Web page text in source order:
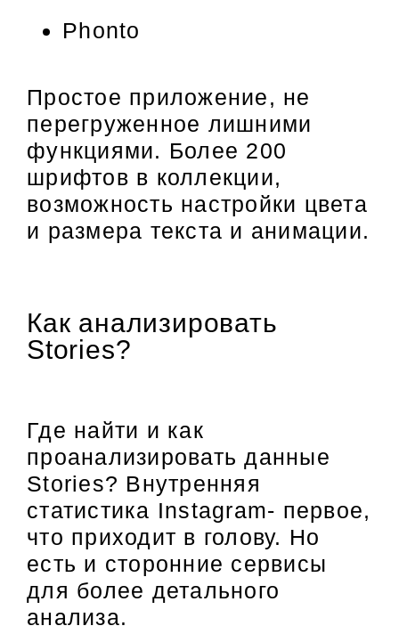
Phonto
Простое приложение, не
перегруженное лишними
функциями. Более 200
шрифтов в коллекции,
возможность настройки цвета
и размера текста и анимации.
Как анализировать
Stories?
Где найти и как
проанализировать данные
Stories? Внутренняя
статистика Instagram- первое,
что приходит в голову. Но
есть и сторонние сервисы
для более детального
анализа.